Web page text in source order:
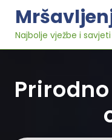
content
Najbolje vježbe i savjeti